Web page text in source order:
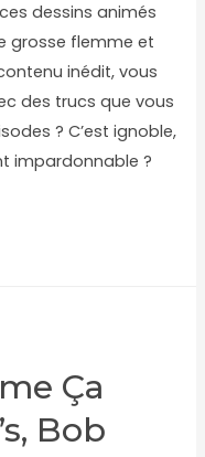
dessins animés
grosse flemme et
inédit, vous
des trucs que vous
? C’est ignoble,
impardonnable ?
Ça
Bob